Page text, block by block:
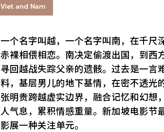
Viet and Nam
一个名字叫越，一个名字叫南，在千尺
赤裸相偎相恋。南决定偷渡出国，到西
寻回越战失踪父亲的遗骸。过去是一言
料，基层男儿的地下基情，在密不透光
张明贵跨越虚实边界，融合记忆和幻想
人气息，累积情感重量。新加坡电影节
影展一种关注单元。